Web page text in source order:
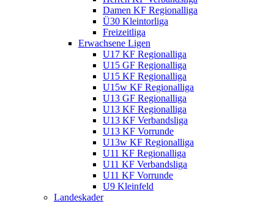
Damen KF Regionalliga
Ü30 Kleintorliga
Freizeitliga
Erwachsene Ligen
U17 KF Regionalliga
U15 GF Regionalliga
U15 KF Regionalliga
U15w KF Regionalliga
U13 GF Regionalliga
U13 KF Regionalliga
U13 KF Verbandsliga
U13 KF Vorrunde
U13w KF Regionalliga
U11 KF Regionalliga
U11 KF Verbandsliga
U11 KF Vorrunde
U9 Kleinfeld
Landeskader